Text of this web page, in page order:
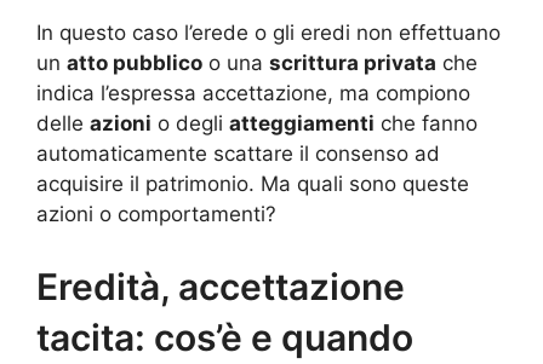
In questo caso l’erede o gli eredi non effettuano
un atto pubblico o una scrittura privata che
indica l’espressa accettazione, ma compiono
delle azioni o degli atteggiamenti che fanno
automaticamente scattare il consenso ad
acquisire il patrimonio. Ma quali sono queste
azioni o comportamenti?
Eredità, accettazione
tacita: cos’è e quando